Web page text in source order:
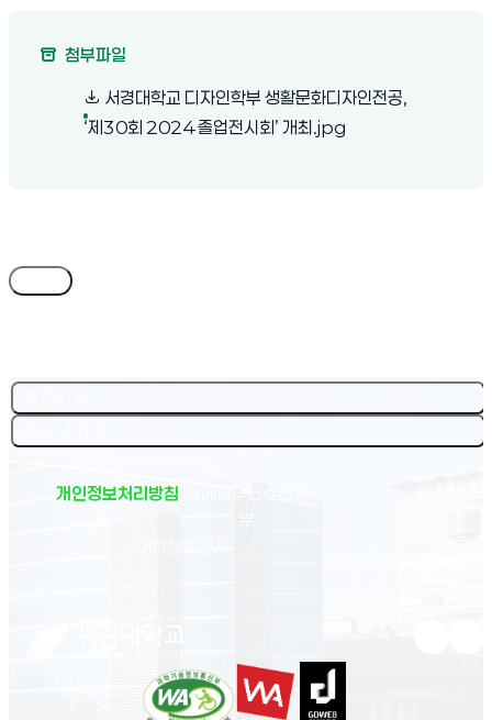
첨부파일
서경대학교 디자인학부 생활문화디자인전공,
‘제30회 2024 졸업전시회’ 개최.jpg
개인정보처리방침